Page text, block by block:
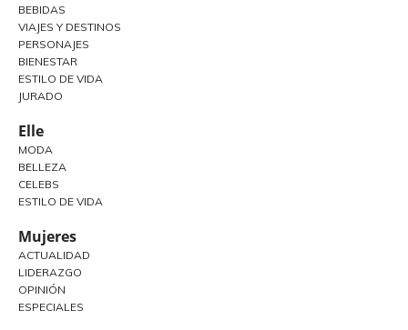
BEBIDAS
VIAJES Y DESTINOS
PERSONAJES
BIENESTAR
ESTILO DE VIDA
JURADO
Elle
MODA
BELLEZA
CELEBS
ESTILO DE VIDA
Mujeres
ACTUALIDAD
LIDERAZGO
OPINIÓN
ESPECIALES